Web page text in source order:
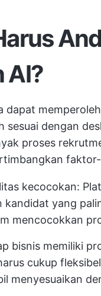
AI?
dapat
dengan
proses
kecocokan:
kandidat yang
mencocokkan
bisnis memiliki
cukup
menyesuaikan